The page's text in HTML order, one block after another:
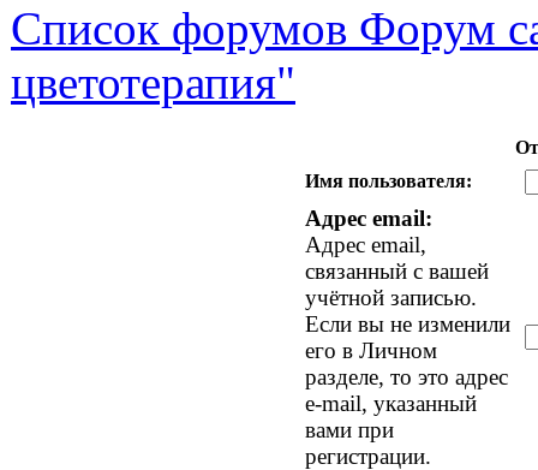
Список форумов Форум
цветотерапия"
Имя пользователя:
Адрес email:
Адрес email,
связанный с вашей
учётной записью.
Если вы не изменили
его в Личном
разделе, то это адрес
e-mail, указанный
вами при
регистрации.